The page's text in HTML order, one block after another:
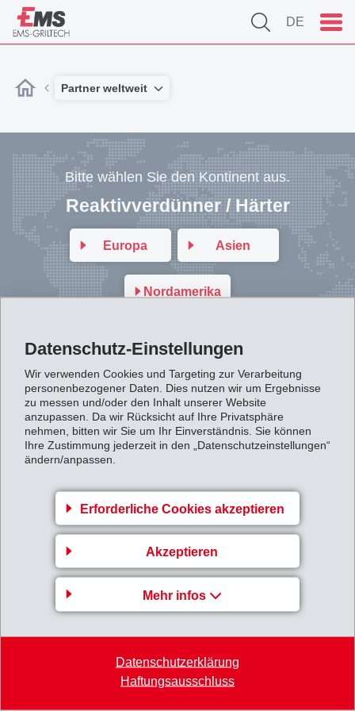
Datenschutz-Einstellungen
Wir verwenden Cookies und Targeting zur Verarbeitung
personenbezogener Daten. Dies nutzen wir um Ergebnisse
zu messen und/oder den Inhalt unserer Website
anzupassen. Da wir Rücksicht auf Ihre Privatsphäre
nehmen, bitten wir Sie um Ihr Einverständnis. Sie können
Ihre Zustimmung jederzeit in den „Datenschutzeinstellungen“
ändern/anpassen.
Erforderliche Cookies akzeptieren
Akzeptieren
Mehr infos
Datenschutzerklärung
Haftungsausschluss
DE
Partner weltweit
Bitte wählen Sie den Kontinent aus.
Reaktivverdünner / Härter
Europa Asien
Nordamerika
Gruppenleitung
EMS-CHEMIE AG
Business Unit EMS-GRILTECH
7013 Domat/Ems
Switzerland
+41 81 632 72 02
info@emsgriltech.com
EMS-GRIVORY